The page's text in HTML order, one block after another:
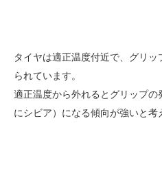
タイヤは適正温度付近で、グリ
られています。
適正温度から外れるとグリップ
にシビア）になる傾向が強いと考